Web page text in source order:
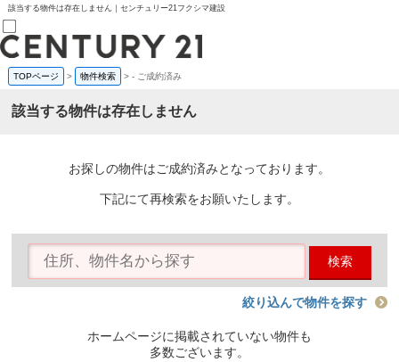
該当する物件は存在しません｜センチュリー21フクシマ建設
売買部
0120-800-844
賃貸部
会員メニュー
物件を探す
購入TOP
条件から探す
住宅ローン控除シミュレータ
TOPページ > 物件検索 >- ご成約済み
該当する物件は存在しません
お探しの物件はご成約済みとなっております。
下記にて再検索をお願いたします。
検索
絞り込んで物件を探す
ホームページに掲載されていない物件も
多数ございます。